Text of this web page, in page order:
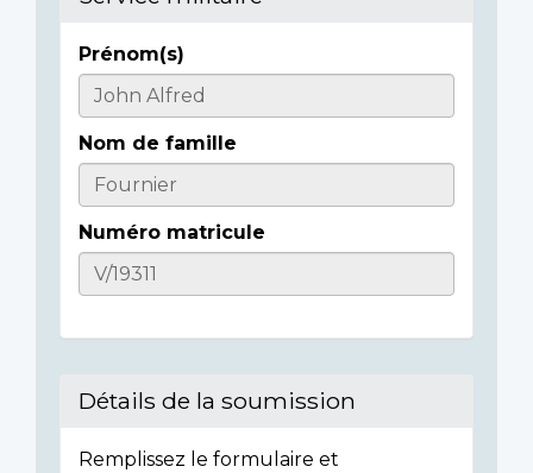
Informations
sur
l'individu
Prénom(s)
Nom de famille
Numéro matricule
Détails de la soumission
Remplissez le formulaire et